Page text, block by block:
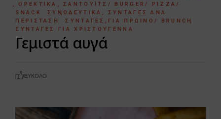
ΟΡΕΚΤΙΚΆ
ΣΆΝΤΟΥΙΤΣ/ BURGER/ PIZZA/
SNACK
ΣΥΝΟΔΕΥΤΙΚΆ
ΣΥΝΤΑΓΈΣ ΑΝΆ
ΠΕΡΊΣΤΑΣΗ
ΣΥΝΤΑΓΈΣ ΓΙΑ ΠΡΩΙΝΌ/ BRUNCH
ΣΥΝΤΑΓΈΣ ΓΙΑ ΧΡΙΣΤΟΎΓΕΝΝΑ
Γεμιστά αυγά
ΕΎΚΟΛΟ